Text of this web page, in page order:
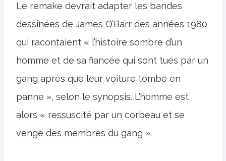
Le remake devrait adapter les bandes
dessinées de James O’Barr des années 1980
qui racontaient « l’histoire sombre d’un
homme et de sa fiancée qui sont tués par un
gang après que leur voiture tombe en
panne », selon le synopsis. L’homme est
alors « ressuscité par un corbeau et se
venge des membres du gang ».